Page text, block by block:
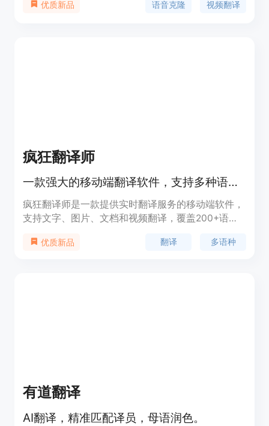
优质新品 语音克隆 视频翻译
疯狂翻译师
一款强大的移动端翻译软件，支持多种语言翻译。
疯狂翻译师是一款提供实时翻译服务的移动端软件，
支持文字、图片、文档和视频翻译，覆盖200+语
国际交流、学习、工作等多种场景。
优质新品 翻译 多语种
有道翻译
AI翻译，精准匹配译员，母语润色。